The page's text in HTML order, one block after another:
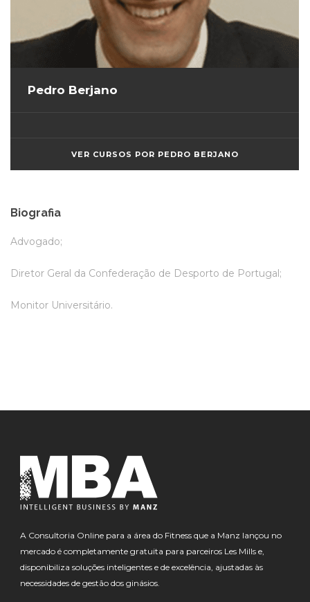
Pedro Berjano
VER CURSOS POR PEDRO BERJANO
Biografia
Advogado;
Diretor Geral da Confederação de Desporto de Portugal;
Monitor Universitário.
A Consultoria Online para a área do Fitness que a Manz lançou no
mercado é completamente gratuita para parceiros Les Mills e,
disponibiliza soluções inteligentes e de excelência, ajustadas às
necessidades de gestão dos ginásios.